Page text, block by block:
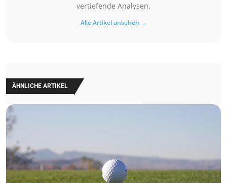
vertiefende Analysen.
Alle Artikel ansehen →
ÄHNLICHE ARTIKEL